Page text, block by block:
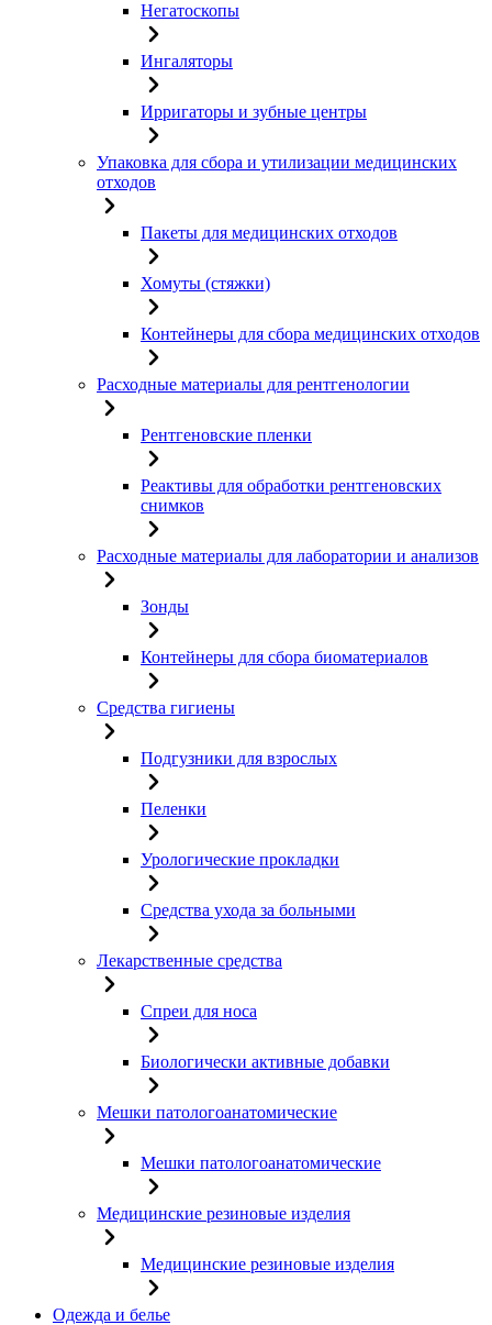
Негатоскопы
Ингаляторы
Ирригаторы и зубные центры
Упаковка для сбора и утилизации медицинских
отходов
Пакеты для медицинских отходов
Хомуты (стяжки)
Контейнеры для сбора медицинских отходов
Расходные материалы для рентгенологии
Рентгеновские пленки
Реактивы для обработки рентгеновских
снимков
Расходные материалы для лаборатории и анализов
Зонды
Контейнеры для сбора биоматериалов
Средства гигиены
Подгузники для взрослых
Пеленки
Урологические прокладки
Средства ухода за больными
Лекарственные средства
Спреи для носа
Биологически активные добавки
Мешки патологоанатомические
Мешки патологоанатомические
Медицинские резиновые изделия
Медицинские резиновые изделия
Одежда и белье